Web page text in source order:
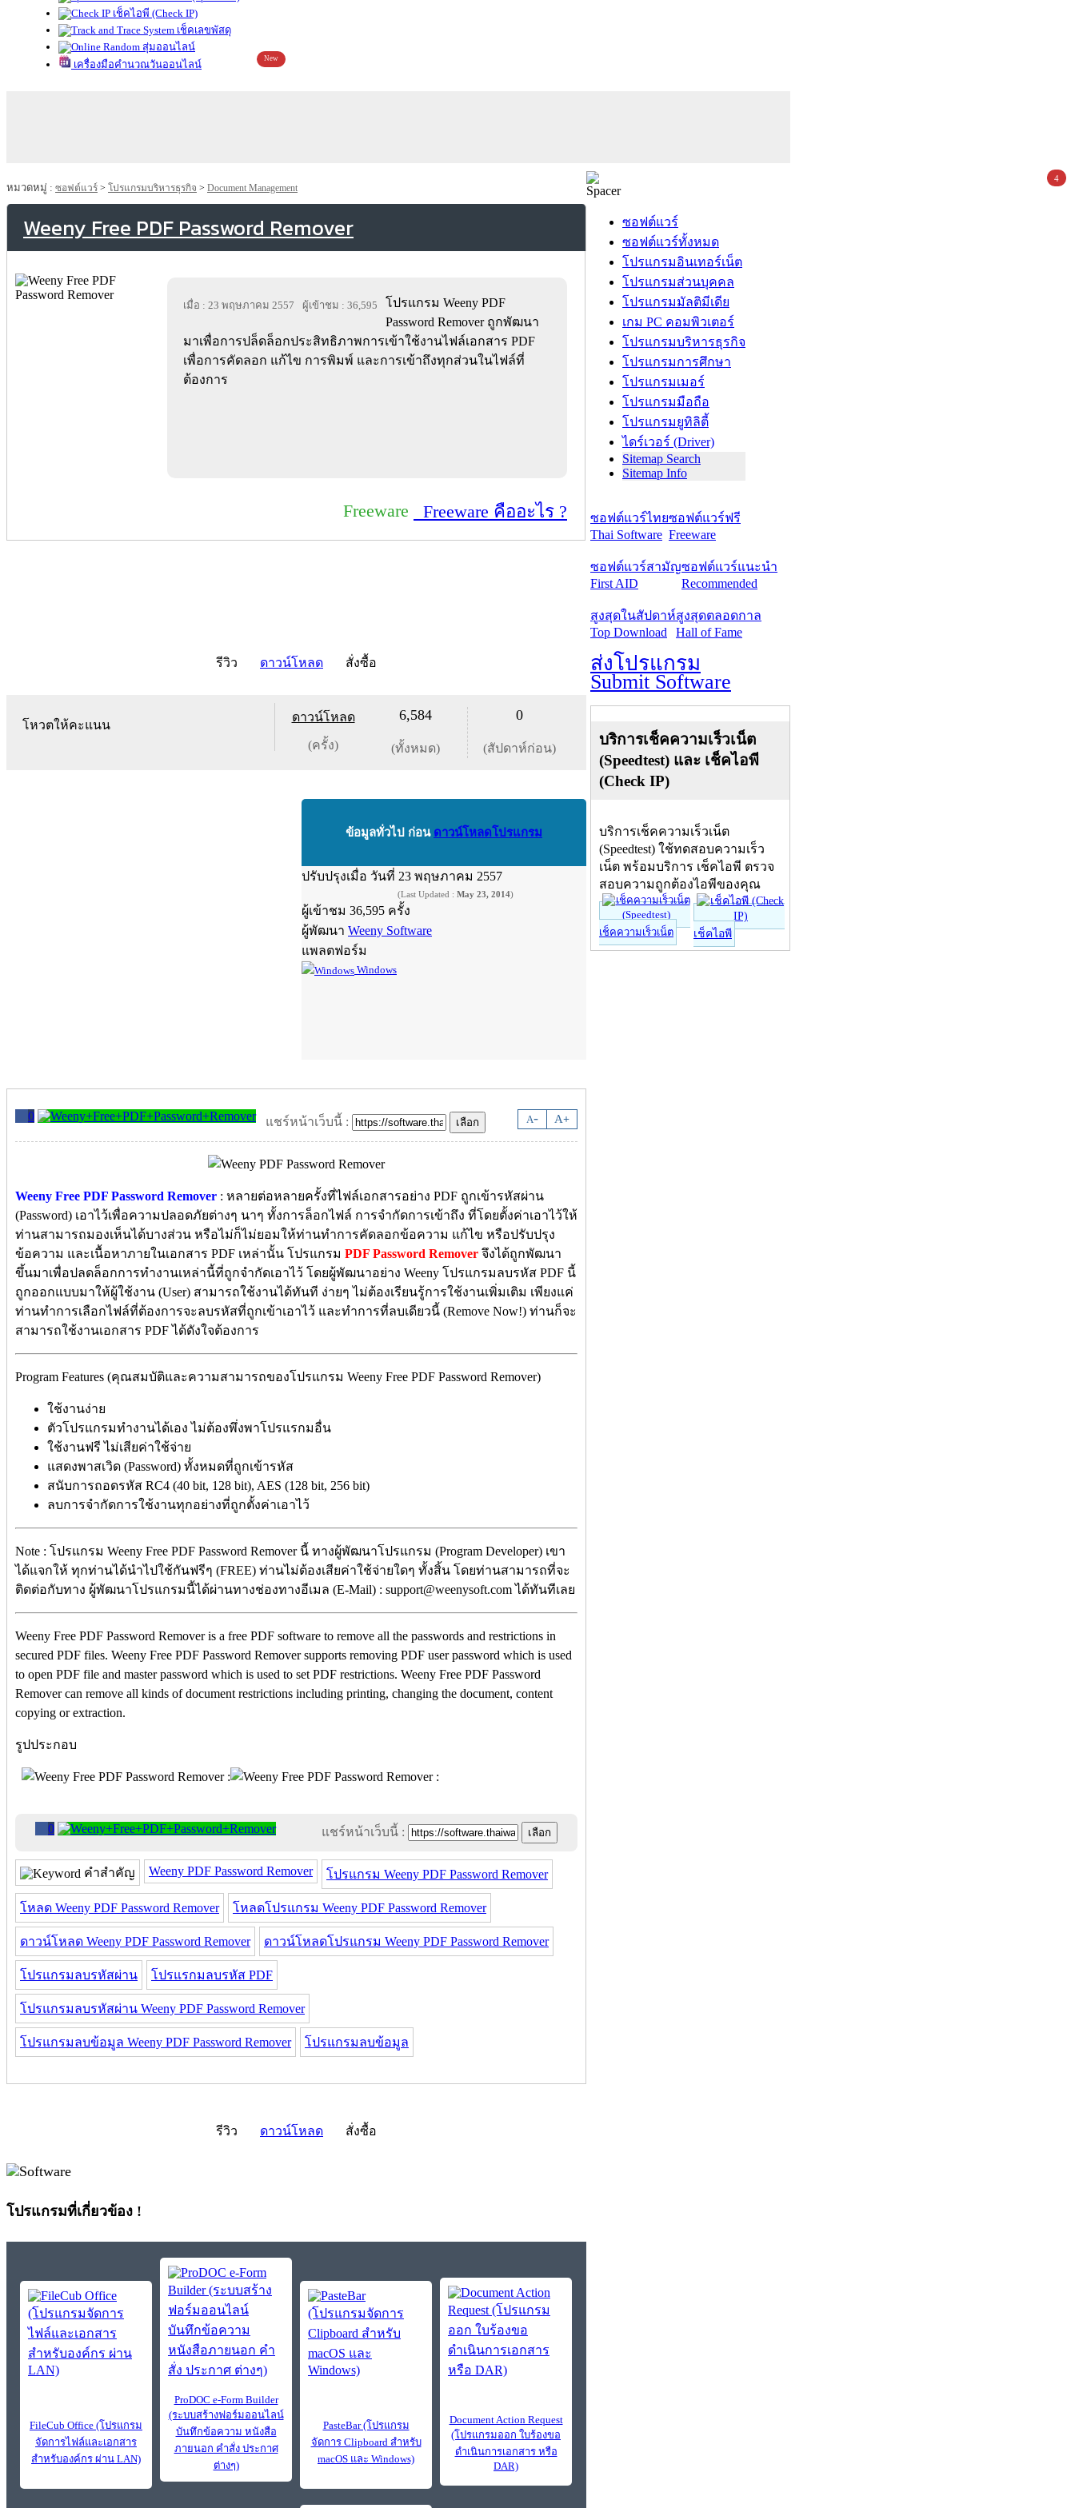
เช็คไอพี (Check IP)
เช็คเลขพัสดุ
สุ่มออนไลน์
เครื่องมือคำนวณวันออนไลน์
New
หมวดหมู่ : ซอฟต์แวร์ > โปรแกรมบริหารธุรกิจ > Document Management
Weeny Free PDF Password Remover
เมื่อ : 23 พฤษภาคม 2557 ผู้เข้าชม : 36,595
โปรแกรม Weeny PDF
Password Remover ถูกพัฒนา
มาเพื่อการปล็ดล็อกประสิทธิภาพการเข้าใช้งานไฟล์เอกสาร PDF
เพื่อการคัดลอก แก้ไข การพิมพ์ และการเข้าถึงทุกส่วนในไฟล์ที่
ต้องการ
Freeware Freeware คืออะไร ?
รีวิว ดาวน์โหลด สั่งซื้อ
โหวตให้คะแนน
ดาวน์โหลด
(ครั้ง)
6,584
(ทั้งหมด)
0
(สัปดาห์ก่อน)
ข้อมูลทั่วไป ก่อน ดาวน์โหลดโปรแกรม
ปรับปรุงเมื่อ วันที่ 23 พฤษภาคม 2557
(Last Updated : May 23, 2014)
ผู้เข้าชม 36,595 ครั้ง
ผู้พัฒนา Weeny Software
แพลตฟอร์ม
Windows
0 A- A+
แชร์หน้าเว็บนี้ :
Weeny Free PDF Password Remover : หลายต่อหลายครั้งที่ไฟล์เอกสารอย่าง PDF ถูกเข้ารหัสผ่าน
(Password) เอาไว้เพื่อความปลอดภัยต่างๆ นาๆ ทั้งการล็อกไฟล์ การจำกัดการเข้าถึง ที่โดยตั้งค่าเอาไว้ให้
ท่านสามารถมองเห็นได้บางส่วน หรือไม่ก็ไม่ยอมให้ท่านทำการคัดลอกข้อความ แก้ไข หรือปรับปรุง
ข้อความ และเนื้อหาภายในเอกสาร PDF เหล่านั้น โปรแกรม PDF Password Remover จึงได้ถูกพัฒนา
ขึ้นมาเพื่อปลดล็อกการทำงานเหล่านี้ที่ถูกจำกัดเอาไว้ โดยผู้พัฒนาอย่าง Weeny โปรแกรมลบรหัส PDF นี้
ถูกออกแบบมาให้ผู้ใช้งาน (User) สามารถใช้งานได้ทันที ง่ายๆ ไม่ต้องเรียนรู้การใช้งานเพิ่มเติม เพียงแค่
ท่านทำการเลือกไฟล์ที่ต้องการจะลบรหัสที่ถูกเข้าเอาไว้ และทำการที่ลบเดียวนี้ (Remove Now!) ท่านก็จะ
สามารถใช้งานเอกสาร PDF ได้ดังใจต้องการ
Program Features (คุณสมบัติและความสามารถของโปรแกรม Weeny Free PDF Password Remover)
ใช้งานง่าย
ตัวโปรแกรมทำงานได้เอง ไม่ต้องพึ่งพาโปรแรกมอื่น
ใช้งานฟรี ไม่เสียค่าใช้จ่าย
แสดงพาสเวิด (Password) ทั้งหมดที่ถูกเข้ารหัส
สนับการถอดรหัส RC4 (40 bit, 128 bit), AES (128 bit, 256 bit)
ลบการจำกัดการใช้งานทุกอย่างที่ถูกตั้งค่าเอาไว้
Note : โปรแกรม Weeny Free PDF Password Remover นี้ ทางผู้พัฒนาโปรแกรม (Program Developer) เขา
ได้แจกให้ ทุกท่านได้นำไปใช้กันฟรีๆ (FREE) ท่านไม่ต้องเสียค่าใช้จ่ายใดๆ ทั้งสิ้น โดยท่านสามารถที่จะ
ติดต่อกับทาง ผู้พัฒนาโปรแกรมนี้ได้ผ่านทางช่องทางอีเมล (E-Mail) : support@weenysoft.com ได้ทันทีเลย
Weeny Free PDF Password Remover is a free PDF software to remove all the passwords and restrictions in
secured PDF files. Weeny Free PDF Password Remover supports removing PDF user password which is used
to open PDF file and master password which is used to set PDF restrictions. Weeny Free PDF Password
Remover can remove all kinds of document restrictions including printing, changing the document, content
copying or extraction.
รูปประกอบ
0 แชร์หน้าเว็บนี้ :
คำสำคัญ Weeny PDF Password Remover โปรแกรม Weeny PDF Password Remover
โหลด Weeny PDF Password Remover โหลดโปรแกรม Weeny PDF Password Remover
ดาวน์โหลด Weeny PDF Password Remover ดาวน์โหลดโปรแกรม Weeny PDF Password Remover
โปรแกรมลบรหัสผ่าน โปรแรกมลบรหัส PDF
โปรแกรมลบรหัสผ่าน Weeny PDF Password Remover
โปรแกรมลบข้อมูล Weeny PDF Password Remover โปรแกรมลบข้อมูล
รีวิว ดาวน์โหลด สั่งซื้อ
โปรแกรมที่เกี่ยวข้อง !
FileCub Office (โปรแกรม
จัดการไฟล์และเอกสาร
สำหรับองค์กร ผ่าน LAN)
ProDOC e-Form Builder
(ระบบสร้างฟอร์มออนไลน์
บันทึกข้อความ หนังสือ
ภายนอก คำสั่ง ประกาศ
ต่างๆ)
PasteBar (โปรแกรม
จัดการ Clipboard สำหรับ
macOS และ Windows)
Document Action Request
(โปรแกรมออก ใบร้องขอ
ดำเนินการเอกสาร หรือ
DAR)
ซอฟต์แวร์
ซอฟต์แวร์ทั้งหมด
โปรแกรมอินเทอร์เน็ต
โปรแกรมส่วนบุคคล
โปรแกรมมัลติมีเดีย
เกม PC คอมพิวเตอร์
โปรแกรมบริหารธุรกิจ
โปรแกรมการศึกษา
โปรแกรมเมอร์
โปรแกรมมือถือ
โปรแกรมยูทิลิตี้
ไดร์เวอร์ (Driver)
Sitemap Search
Sitemap Info
ซอฟต์แวร์ไทย
Thai Software
ซอฟต์แวร์ฟรี
Freeware
ซอฟต์แวร์สามัญ
First AID
ซอฟต์แวร์แนะนำ
Recommended
สูงสุดในสัปดาห์
Top Download
สูงสุดตลอดกาล
Hall of Fame
ส่งโปรแกรม
Submit Software
บริการเช็คความเร็วเน็ต
(Speedtest) และ เช็คไอพี
(Check IP)
บริการเช็คความเร็วเน็ต
(Speedtest) ใช้ทดสอบความเร็ว
เน็ต พร้อมบริการ เช็คไอพี ตรวจ
สอบความถูกต้องไอพีของคุณ
เช็คความเร็วเน็ต เช็คไอพี
4